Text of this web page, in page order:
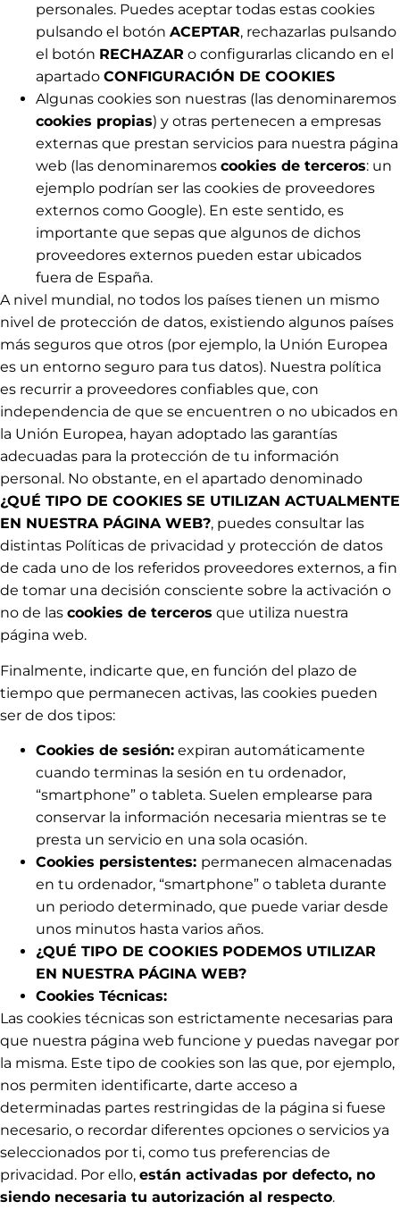
personales. Puedes aceptar todas estas cookies
pulsando el botón ACEPTAR, rechazarlas pulsando
el botón RECHAZAR o configurarlas clicando en el
apartado CONFIGURACIÓN DE COOKIES
Algunas cookies son nuestras (las denominaremos
cookies propias) y otras pertenecen a empresas
externas que prestan servicios para nuestra página
web (las denominaremos cookies de terceros: un
ejemplo podrían ser las cookies de proveedores
externos como Google). En este sentido, es
importante que sepas que algunos de dichos
proveedores externos pueden estar ubicados
fuera de España.
A nivel mundial, no todos los países tienen un mismo
nivel de protección de datos, existiendo algunos países
más seguros que otros (por ejemplo, la Unión Europea
es un entorno seguro para tus datos). Nuestra política
es recurrir a proveedores confiables que, con
independencia de que se encuentren o no ubicados en
la Unión Europea, hayan adoptado las garantías
adecuadas para la protección de tu información
personal. No obstante, en el apartado denominado
¿QUÉ TIPO DE COOKIES SE UTILIZAN ACTUALMENTE
EN NUESTRA PÁGINA WEB?, puedes consultar las
distintas Políticas de privacidad y protección de datos
de cada uno de los referidos proveedores externos, a fin
de tomar una decisión consciente sobre la activación o
no de las cookies de terceros que utiliza nuestra
página web.
Finalmente, indicarte que, en función del plazo de
tiempo que permanecen activas, las cookies pueden
ser de dos tipos:
Cookies de sesión: expiran automáticamente
cuando terminas la sesión en tu ordenador,
“smartphone” o tableta. Suelen emplearse para
conservar la información necesaria mientras se te
presta un servicio en una sola ocasión.
Cookies persistentes: permanecen almacenadas
en tu ordenador, “smartphone” o tableta durante
un periodo determinado, que puede variar desde
unos minutos hasta varios años.
¿QUÉ TIPO DE COOKIES PODEMOS UTILIZAR
EN NUESTRA PÁGINA WEB?
Cookies Técnicas:
Las cookies técnicas son estrictamente necesarias para
que nuestra página web funcione y puedas navegar por
la misma. Este tipo de cookies son las que, por ejemplo,
nos permiten identificarte, darte acceso a
determinadas partes restringidas de la página si fuese
necesario, o recordar diferentes opciones o servicios ya
seleccionados por ti, como tus preferencias de
privacidad. Por ello, están activadas por defecto, no
siendo necesaria tu autorización al respecto.